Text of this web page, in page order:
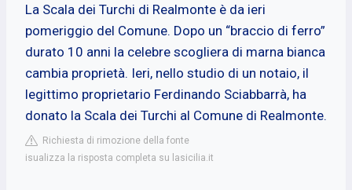
La Scala dei Turchi di Realmonte è da ieri
pomeriggio del Comune. Dopo un “braccio di ferro”
durato 10 anni la celebre scogliera di marna bianca
cambia proprietà. Ieri, nello studio di un notaio, il
legittimo proprietario Ferdinando Sciabbarrà, ha
donato la Scala dei Turchi al Comune di Realmonte.
Richiesta di rimozione della fonte
isualizza la risposta completa su lasicilia.it